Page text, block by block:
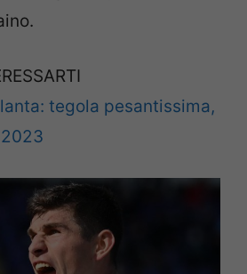
tegola pesantissima,